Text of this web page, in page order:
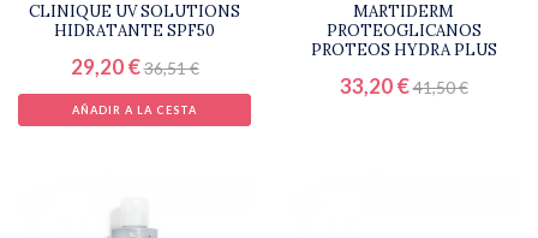
CLINIQUE UV SOLUTIONS
HIDRATANTE SPF50
29,20 €36,51 €
AÑADIR A LA CESTA
MARTIDERM
PROTEOGLICANOS
PROTEOS HYDRA PLUS
33,20 €41,50 €